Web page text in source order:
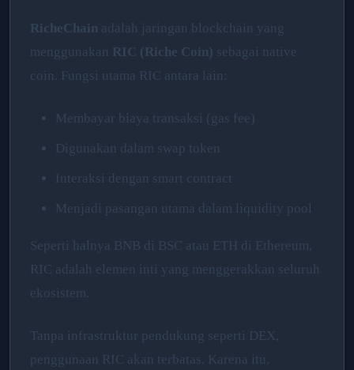
RicheChain adalah jaringan blockchain yang
menggunakan RIC (Riche Coin) sebagai native
coin. Fungsi utama RIC antara lain:
Membayar biaya transaksi (gas fee)
Digunakan dalam swap token
Interaksi dengan smart contract
Menjadi pasangan utama dalam liquidity pool
Seperti halnya BNB di BSC atau ETH di Ethereum,
RIC adalah elemen inti yang menggerakkan seluruh
ekosistem.
Tanpa infrastruktur pendukung seperti DEX,
penggunaan RIC akan terbatas. Karena itu,